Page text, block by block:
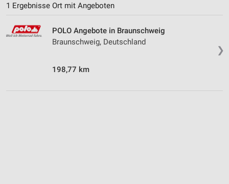
1 Ergebnisse Ort mit Angeboten
❯
POLO Angebote in Braunschweig
Braunschweig, Deutschland
198,77 km